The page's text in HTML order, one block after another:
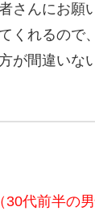
さんにお願
くれるので
が間違いな
30代前半の